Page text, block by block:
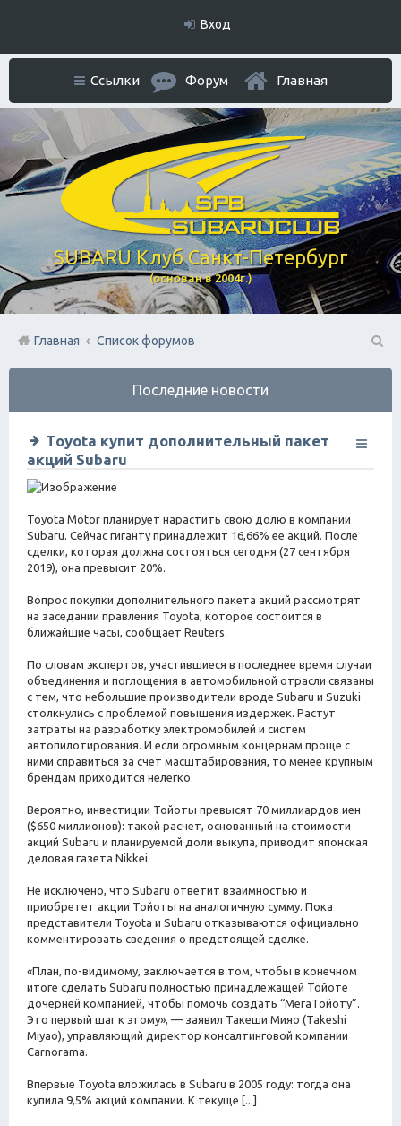
Вход
SUBARU Клуб Санкт-Петербург
(основан в 2004г.)
Ссылки Форум Главная
Главная
Список форумов
П
Последние новости
Toyota купит дополнительный пакет
акций Subaru
Toyota Motor планирует нарастить свою долю в компании
Subaru. Сейчас гиганту принадлежит 16,66% ее акций. После
сделки, которая должна состояться сегодня (27 сентября
2019), она превысит 20%.
Вопрос покупки дополнительного пакета акций рассмотрят
на заседании правления Toyota, которое состоится в
ближайшие часы, сообщает Reuters.
По словам экспертов, участившиеся в последнее время случаи
объединения и поглощения в автомобильной отрасли связаны
с тем, что небольшие производители вроде Subaru и Suzuki
столкнулись с проблемой повышения издержек. Растут
затраты на разработку электромобилей и систем
автопилотирования. И если огромным концернам проще с
ними справиться за счет масштабирования, то менее крупным
брендам приходится нелегко.
Вероятно, инвестиции Тойоты превысят 70 миллиардов иен
($650 миллионов): такой расчет, основанный на стоимости
акций Subaru и планируемой доли выкупа, приводит японская
деловая газета Nikkei.
Не исключено, что Subaru ответит взаимностью и
приобретет акции Тойоты на аналогичную сумму. Пока
представители Toyota и Subaru отказываются официально
комментировать сведения о предстоящей сделке.
«План, по-видимому, заключается в том, чтобы в конечном
итоге сделать Subaru полностью принадлежащей Тойоте
дочерней компанией, чтобы помочь создать “МегаТойоту”.
Это первый шаг к этому», — заявил Такеши Мияо (Takeshi
Miyao), управляющий директор консалтинговой компании
Carnorama.
Впервые Toyota вложилась в Subaru в 2005 году: тогда она
купила 9,5% акций компании. К текуще [...]